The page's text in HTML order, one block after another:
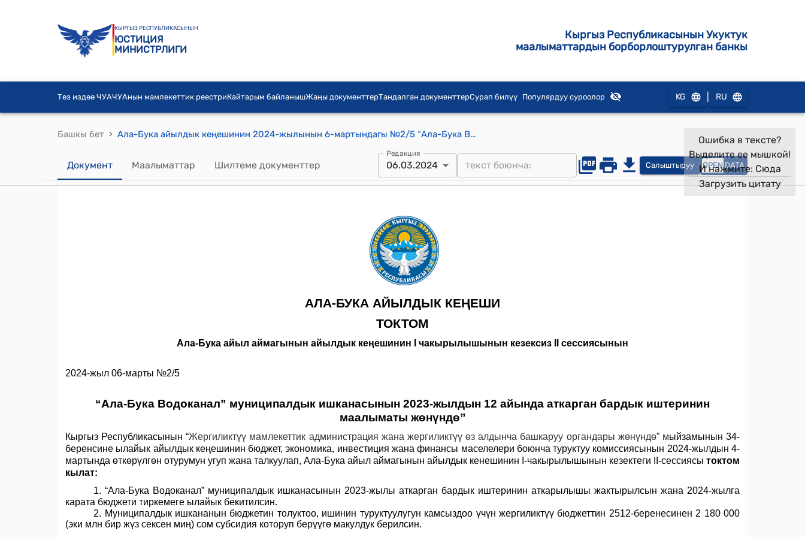
КЫРГЫЗ РЕСПУБЛИКАСЫНЫН
ЮСТИЦИЯ
МИНИСТРЛИГИ
Кыргыз Республикасынын Укуктук
маалыматтардын борборлоштурулган банкы
Тез издөө ЧУАЧУАнын мамлекеттик реестриКайтарым байланышЖаңы документтерТандалган документтерСурап билүү Популярдуу суроолор KG RU
Башкы бет › Ала-Бука айылдык кеңешинин 2024-жылынын 6-мартындагы №2/5 “Ала-Бука Водоканал” муниципалдык ишканасынын 2023-жылдын 12 айында аткарган бардык иштеринин маалыматы жөнүндө” токтому
Документ Маалыматтар Шилтеме документтер
Редакция
06.03.2024 Салыштыруу OPEN DATA
Ошибка в тексте?
Выделите ее мышкой!
И нажмите: Сюда
Загрузить цитату